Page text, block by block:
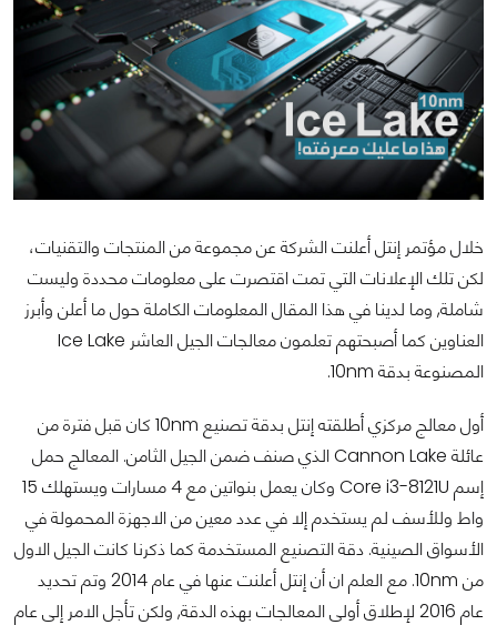
خلال مؤتمر إنتل أعلنت الشركة عن مجموعة من المنتجات والتقنيات،
لكن تلك الإعلانات التي تمت اقتصرت على معلومات محددة وليست
شاملة, وما لدينا في هذا المقال المعلومات الكاملة حول ما أعلن وأبرز
العناوين كما أصبحتهم تعلمون معالجات الجيل العاشر Ice Lake
المصنوعة بدقة 10nm.
أول معالج مركزي أطلقته إنتل بدقة تصنيع 10nm كان قبل فترة من
عائلة Cannon Lake الذي صنف ضمن الجيل الثامن. المعالج حمل
إسم Core i3-8121U وكان يعمل بنواتين مع 4 مسارات ويستهلك 15
واط وللأسف لم يستخدم إلا في عدد معين من الاجهزة المحمولة في
الأسواق الصينية. دقة التصنيع المستخدمة كما ذكرنا كانت الجيل الاول
من 10nm. مع العلم ان أن إنتل أعلنت عنها في عام 2014 وتم تحديد
عام 2016 لإطلاق أولى المعالجات بهذه الدقة, ولكن تأجل الامر إلى عام